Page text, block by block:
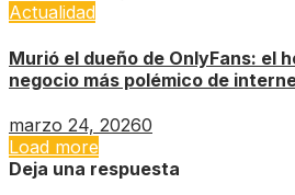
Actualidad
Murió el dueño de OnlyFans: el
negocio más polémico de
marzo 24, 20260
Load more
Deja una respuesta